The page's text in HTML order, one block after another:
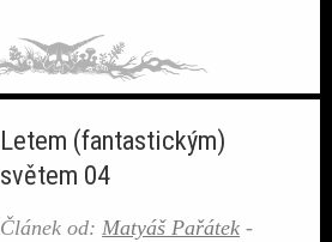
Letem (fantastickým)
světem 04
Článek od:Matyáš Pařátek -